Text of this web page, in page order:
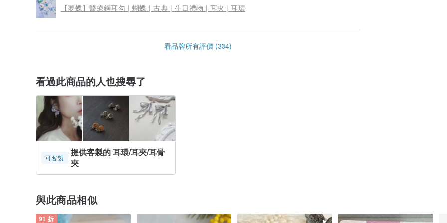
【夢蝶】醫療鋼耳勾 | 蝴蝶 | 古典 | 生日禮物 | 耳夾 | 耳環
看品牌所有評價 (334)
看過此商品的人也搜尋了
可客製
提供客製的 耳環/耳夾/耳骨
夾
與此商品相似
91 折